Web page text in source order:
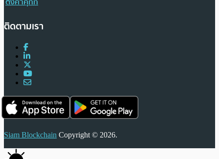
ติดตามเรา
Siam Blockchain Copyright © 2026.